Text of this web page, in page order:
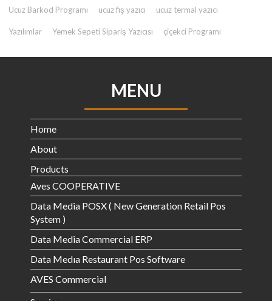
Ucuz Barkod Programı ucuz fiş yazıcı ucuz termal yazıcı
Yazılımlar Yemek Sepeti Sipariş Yazıcısı çiçekci Programı
MENU
Home
About
Products
Aves COOPERATIVE
Data Media POSX ( New Generation Retail Pos
System )
Data Media Commercial ERP
Data Medıa Restaurant Pos Software
AVES Commercial